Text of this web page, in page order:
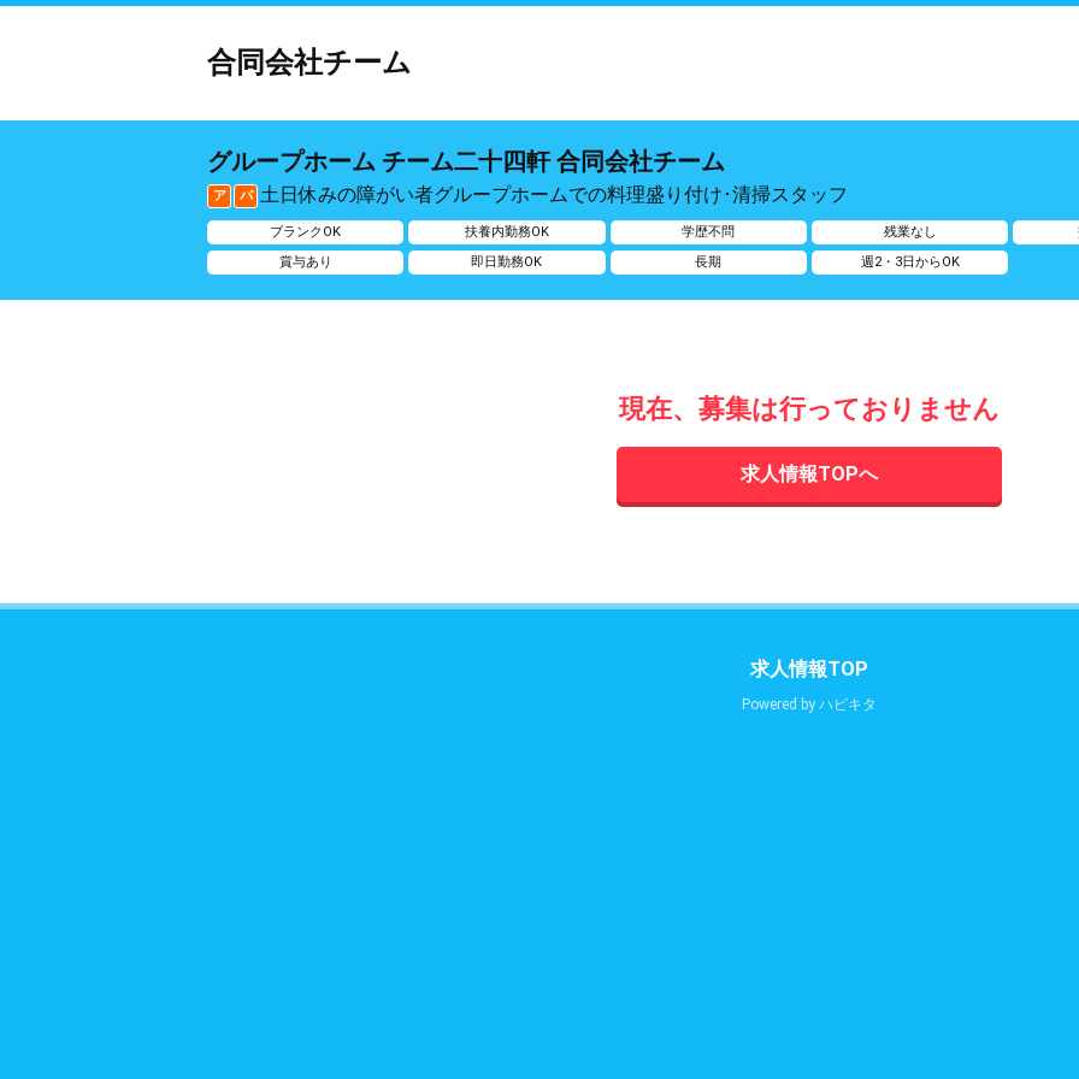
合同会社チーム
グループホーム チーム二十四軒 合同会社チーム
ア パ 土日休みの障がい者グループホームでの料理盛り付け･清掃スタッフ
ブランクOK 扶養内勤務OK 学歴不問 残業なし
賞与あり
即日勤務OK 長期 週2・3日からOK
現在、募集は行っておりません
求人情報TOPへ
求人情報TOP
Powered by ハピキタ